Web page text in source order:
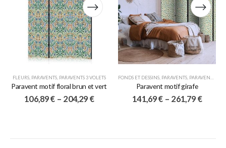
FLEURS, PARAVENTS, PARAVENTS 3 VOLETS
Paravent motif floral brun et vert
106,89€ – 204,29 €
FONDS ET DESSINS PARAVENTS PARAVENTS 5 VOLETS
Paravent motif girafe
141,69€ – 261,79 €